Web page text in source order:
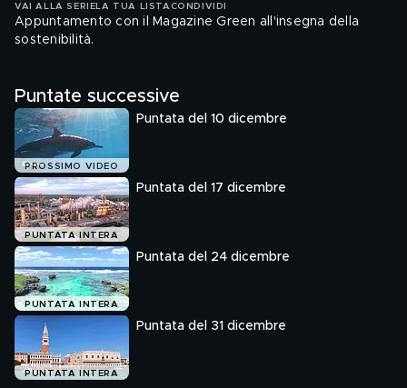
VAI ALLA SERIE LA TUA LISTA CONDIVIDI
Appuntamento con il Magazine Green all'insegna della
sostenibilità.
Puntate successive
PROSSIMO VIDEO
Puntata del 10 dicembre
PUNTATA INTERA
Puntata del 17 dicembre
PUNTATA INTERA
Puntata del 24 dicembre
PUNTATA INTERA
Puntata del 31 dicembre